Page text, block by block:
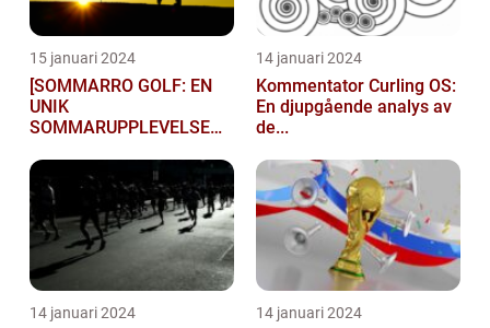
15 januari 2024
[SOMMARRO GOLF: EN
UNIK
SOMMARUPPLEVELSE
14 januari 2024
Kommentator Curling OS:
En djupgående analys av
de...
14 januari 2024 14 januari 2024